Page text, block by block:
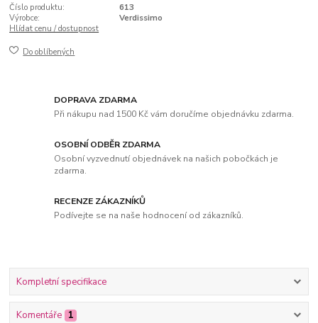
Číslo produktu:
613
Výrobce:
Verdissimo
Hlídat cenu / dostupnost
Do oblíbených
DOPRAVA ZDARMA
Při nákupu nad 1500 Kč vám doručíme objednávku zdarma.
OSOBNÍ ODBĚR ZDARMA
Osobní vyzvednutí objednávek na našich pobočkách je
zdarma.
RECENZE ZÁKAZNÍKŮ
Podívejte se na naše hodnocení od zákazníků.
Kompletní specifikace
Komentáře 1